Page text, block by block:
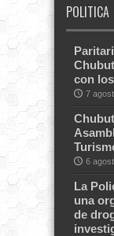
POLITICA
con
7
6
La
una
de